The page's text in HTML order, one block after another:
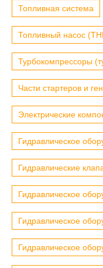
Топливная система
Топливный насос
Турбокомпрессоры
Части стартеров и
Электрические
Гидравлическое
Гидравлические
Гидравлическое
Гидравлическое
Гидравлическое